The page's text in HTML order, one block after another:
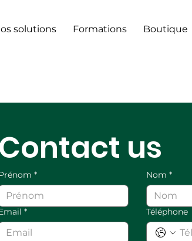
solutions Formations Boutique
Contact us
* Nom *
* Téléphone